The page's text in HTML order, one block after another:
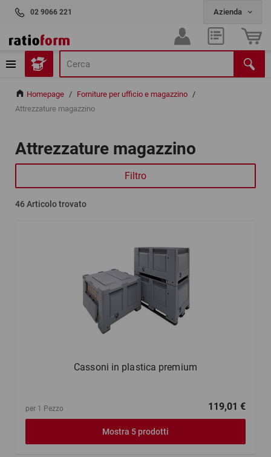
02 9066 221
Homepage / Forniture per ufficio e magazzino /
Attrezzature magazzino
Attrezzature magazzino
Filtro
46Articolo trovato
Cassoni in plastica premium
per 1 Pezzo 119,01 €
Mostra 5 prodotti